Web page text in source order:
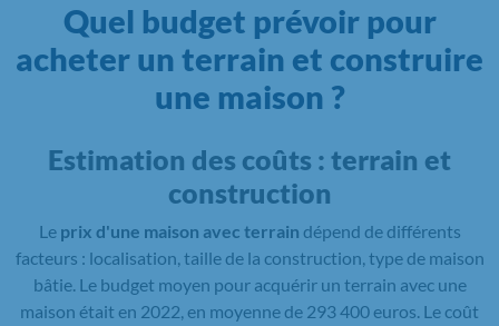
Quel budget prévoir pour
acheter un terrain et construire
une maison ?
Estimation des coûts : terrain et
construction
Le prix d'une maison avec terrain dépend de différents
facteurs : localisation, taille de la construction, type de maison
bâtie. Le budget moyen pour acquérir un terrain avec une
maison était en 2022, en moyenne de 293 400 euros. Le coût